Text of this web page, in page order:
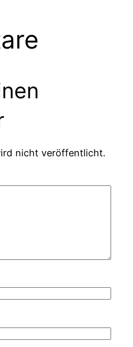
nicht veröffentlicht.